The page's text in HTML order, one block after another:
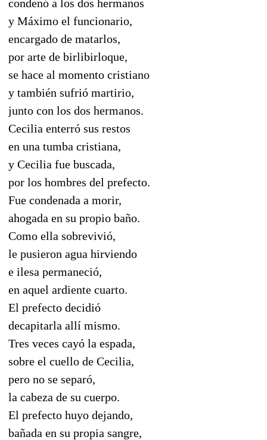
condenó a los dos hermanos
y Máximo el funcionario,
encargado de matarlos,
por arte de birlibirloque,
se hace al momento cristiano
y también sufrió martirio,
junto con los dos hermanos.
Cecilia enterró sus restos
en una tumba cristiana,
y Cecilia fue buscada,
por los hombres del prefecto.
Fue condenada a morir,
ahogada en su propio baño.
Como ella sobrevivió,
le pusieron agua hirviendo
e ilesa permaneció,
en aquel ardiente cuarto.
El prefecto decidió
decapitarla allí mismo.
Tres veces cayó la espada,
sobre el cuello de Cecilia,
pero no se separó,
la cabeza de su cuerpo.
El prefecto huyo dejando,
bañada en su propia sangre,